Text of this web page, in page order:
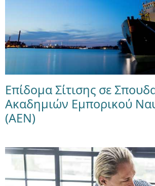
Επίδομα Σίτισης σε
Ακαδημιών Εμπορικού
(ΑΕΝ)